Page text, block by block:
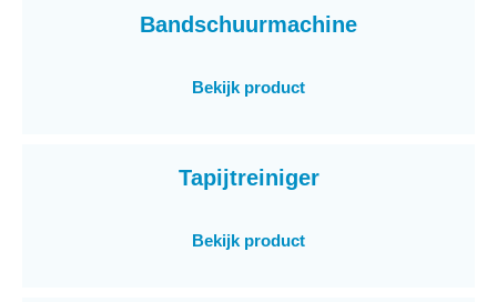
Bandschuurmachine
Bekijk product
Tapijtreiniger
Bekijk product